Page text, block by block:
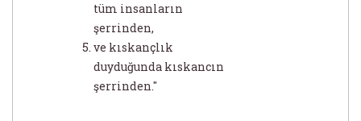
tüm insanların
şerrinden,
ve kıskançlık
duyduğunda kıskancın
şerrinden."